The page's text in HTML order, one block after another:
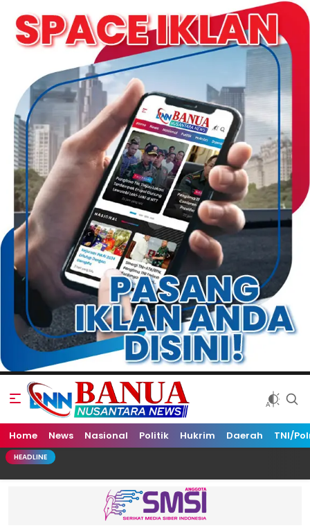
Banua Nusantara News
Home News Nasional Politik Hukrim Daerah TNI/
HEADLINE